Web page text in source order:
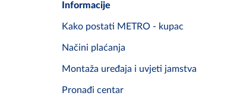
Informacije
Kako postati METRO - kupac
Načini plaćanja
Montaža uređaja i uvjeti jamstva
Pronađi centar